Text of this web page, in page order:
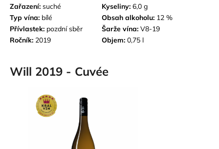
Zařazení: suché Kyseliny: 6,0 g
Typ vína: bílé Obsah alkoholu: 12 %
Přívlastek: pozdní sběr Šarže vína: V8-19
Ročník: 2019 Objem: 0,75 l
Will 2019 - Cuvée